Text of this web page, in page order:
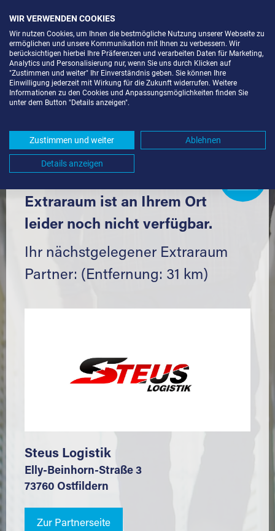
LAGERBOX IN GROSSBOTTWAR (
Komfortabel einlagern mit Extraraum
Extraraum ist an Ihrem Ort
leider noch nicht verfügbar.
Ihr nächstgelegener Extraraum
Partner: (Entfernung: 31 km)
Steus Logistik
Elly-Beinhorn-Straße 3
73760 Ostfildern
Zur Partnerseite
WIR VERWENDEN COOKIES
Wir nutzen Cookies, um Ihnen die bestmögliche Nutzung unserer Webseite zu
ermöglichen und unsere Kommunikation mit Ihnen zu verbessern. Wir
berücksichtigen hierbei Ihre Präferenzen und verarbeiten Daten für Marketing,
Analytics und Personalisierung nur, wenn Sie uns durch Klicken auf
"Zustimmen und weiter" Ihr Einverständnis geben. Sie können Ihre
Einwilligung jederzeit mit Wirkung für die Zukunft widerrufen. Weitere
Informationen zu den Cookies und Anpassungsmöglichkeiten finden Sie
unter dem Button "Details anzeigen".
Zustimmen und weiter Ablehnen
Details anzeigen